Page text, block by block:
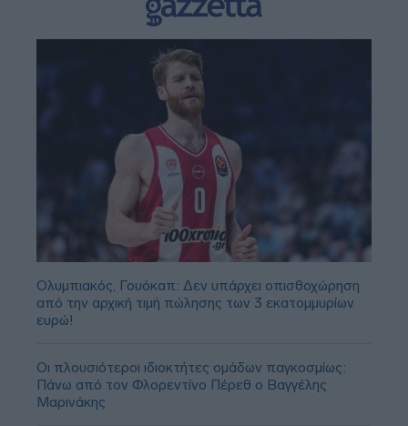
Ολυμπιακός, Γουόκαπ: Δεν υπάρχει οπισθοχώρηση
από την αρχική τιμή πώλησης των 3 εκατομμυρίων
ευρώ!
Οι πλουσιότεροι ιδιοκτήτες ομάδων παγκοσμίως:
Πάνω από τον Φλορεντίνο Πέρεθ ο Βαγγέλης
Μαρινάκης